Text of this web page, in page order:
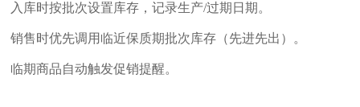
入库时按批次设置库存，记录生产/过期日期。
销售时优先调用临近保质期批次库存（先进先出）。
临期商品自动触发促销提醒。